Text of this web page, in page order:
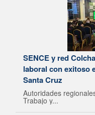
SENCE y red
laboral con exitoso
Santa Cruz
Autoridades
Trabajo y...